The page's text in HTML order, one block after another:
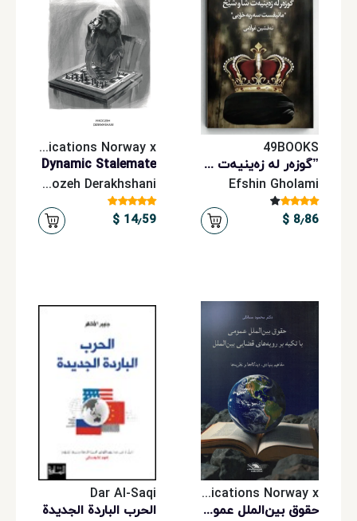
49BOOKS
”گوزەر لە زەینیەت شا و شێخ “مانیفست سەربەخۆیی
Efshin Gholami
8٫86 $
Aftab Publications Norway x
Dynamic Stalemate
Firoozeh Derakhshani
14٫59 $
Aftab Publications Norway x
حقوق بین‌الملل عمومی با تکیه بر رویه‌های قضایی بین‌المللی
Dar Al-Saqi
الحرب الباردة الجديدة